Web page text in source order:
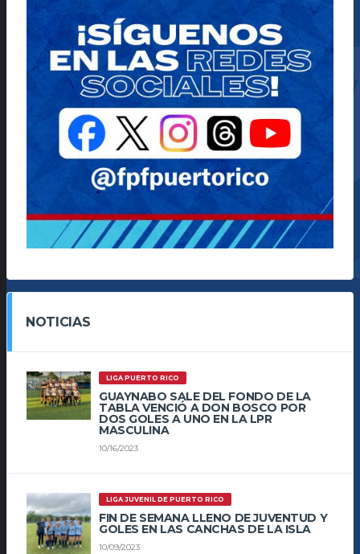
NOTICIAS
LIGA PUERTO RICO
GUAYNABO SALE DEL FONDO DE LA
TABLA VENCIÓ A DON BOSCO POR
DOS GOLES A UNO EN LA LPR
MASCULINA
10/16/2023
LIGA JUVENIL DE PUERTO RICO
FIN DE SEMANA LLENO DE JUVENTUD Y
GOLES EN LAS CANCHAS DE LA ISLA
10/09/2023